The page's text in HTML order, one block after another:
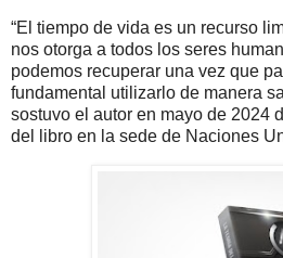
“El tiempo de vida es un recurso
nos otorga a todos los seres
podemos recuperar una vez que
fundamental utilizarlo de manera
sostuvo el autor en mayo de 2024
del libro en la sede de Naciones